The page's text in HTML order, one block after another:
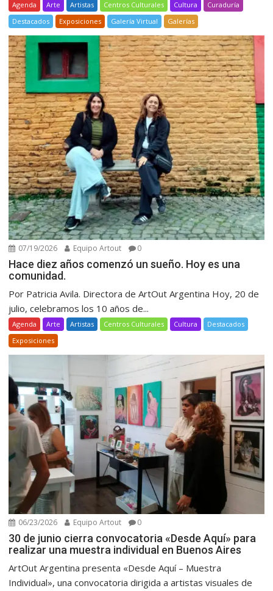
Agenda Arte Artistas Centros Culturales Cultura
Curaduría
Destacados
Exposiciones Galería Virtual Galerías
07/19/2026 Equipo Artout 0
Hace diez años comenzó un sueño. Hoy es una
comunidad.
Por Patricia Avila. Directora de ArtOut Argentina Hoy, 20 de
julio, celebramos los 10 años de...
Agenda Arte Artistas Centros Culturales Cultura
Destacados
Exposiciones
06/23/2026 Equipo Artout 0
30 de junio cierra convocatoria «Desde Aquí» para
realizar una muestra individual en Buenos Aires
ArtOut Argentina presenta «Desde Aquí – Muestra
Individual», una convocatoria dirigida a artistas visuales de